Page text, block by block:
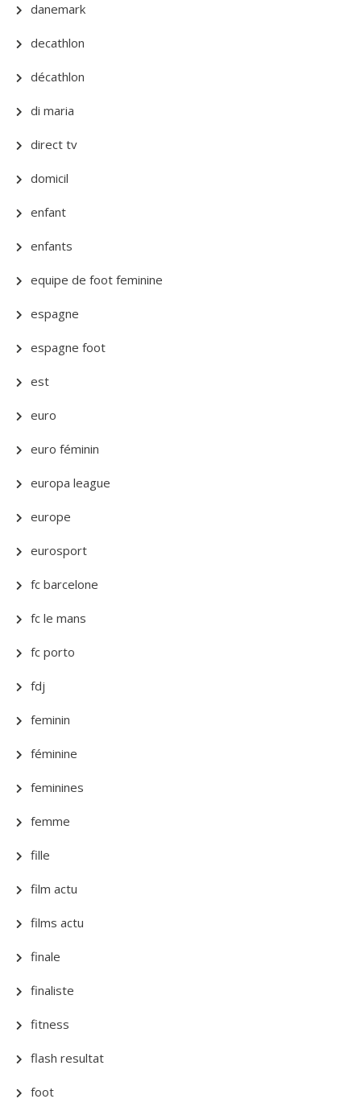
danemark
decathlon
décathlon
di maria
direct tv
domicil
enfant
enfants
equipe de foot feminine
espagne
espagne foot
est
euro
euro féminin
europa league
europe
eurosport
fc barcelone
fc le mans
fc porto
fdj
feminin
féminine
feminines
femme
fille
film actu
films actu
finale
finaliste
fitness
flash resultat
foot